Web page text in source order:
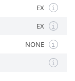
EX i
EX i
NONE i
i